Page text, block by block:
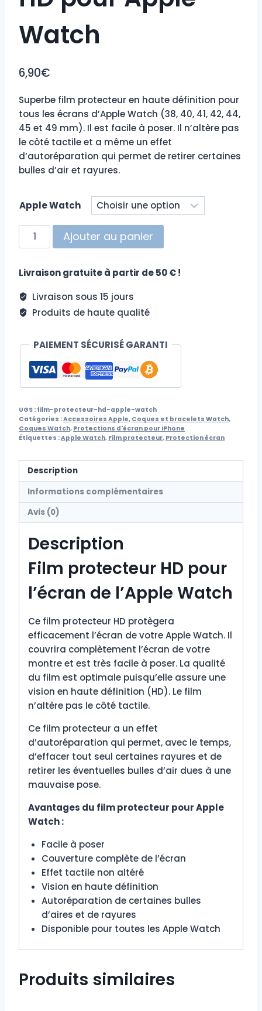
Watch
6,90€
Superbe film protecteur en haute définition pour
tous les écrans d’Apple Watch (38, 40, 41, 42, 44,
45 et 49 mm). Il est facile à poser. Il n’altère pas
le côté tactile et a même un effet
d’autoréparation qui permet de retirer certaines
bulles d’air et rayures.
Apple Watch
quantité
de
protecteur
pour
Apple
Ajouter au panier
Livraison gratuite à partir de 50 € !
Livraison sous 15 jours
Produits de haute qualité
PAIEMENT SÉCURISÉ GARANTI
UGS : film-protecteur-hd-apple-watch
Catégories :Accessoires Apple, Coques et bracelets Watch,
Coques Watch, Protections d'écran pour iPhone
Étiquettes :Apple Watch, Film protecteur, Protection écran
Description
Informations complémentaires
Avis (0)
Description
Film protecteur HD pour
l’écran de l’Apple Watch
Ce film protecteur HD protègera
efficacement l’écran de votre Apple Watch. Il
couvrira complètement l’écran de votre
montre et est très facile à poser. La qualité
du film est optimale puisqu’elle assure une
vision en haute définition (HD). Le film
n’altère pas le côté tactile.
Ce film protecteur a un effet
d’autoréparation qui permet, avec le temps,
d’effacer tout seul certaines rayures et de
retirer les éventuelles bulles d’air dues à une
mauvaise pose.
Avantages du film protecteur pour Apple
Watch :
Facile à poser
Couverture complète de l’écran
Effet tactile non altéré
Vision en haute définition
Autoréparation de certaines bulles
d’aires et de rayures
Disponible pour toutes les Apple Watch
Produits similaires